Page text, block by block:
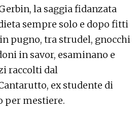
la saggia fidanzata
sempre solo e dopo fitti
pugno, tra strudel, gnocchi
in savor, esaminano e
raccolti dal
ex studente di
per mestiere.